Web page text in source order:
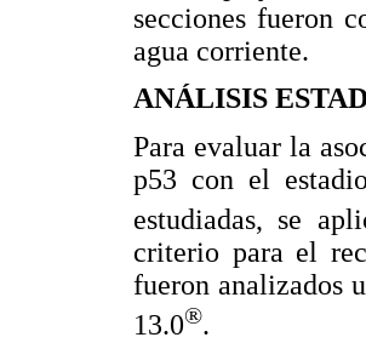
secciones fueron
agua corriente.
ANÁLISIS
Para evaluar la
p53 con el
estudiadas, se
criterio para el
fueron analizados
13.0®.